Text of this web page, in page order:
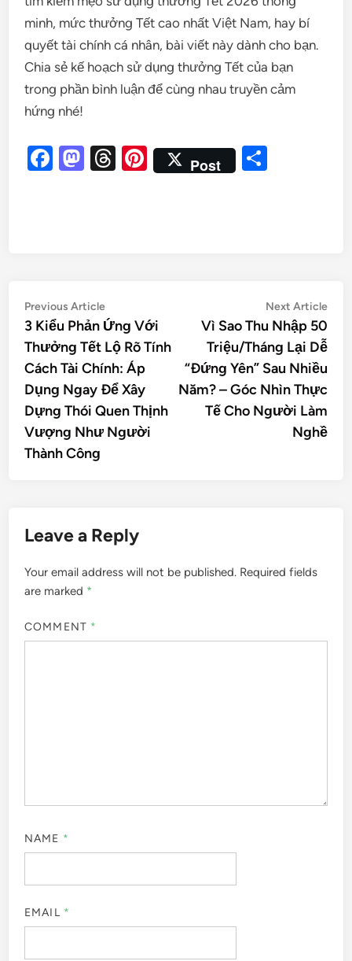
minh, mức thưởng Tết cao nhất Việt Nam, hay bí
quyết tài chính cá nhân, bài viết này dành cho bạn.
Chia sẻ kế hoạch sử dụng thưởng Tết của bạn
trong phần bình luận để cùng nhau truyền cảm
hứng nhé!
Facebook
Mastodon
Threads
Pinterest
Post
Previous Article
3 Kiểu Phản Ứng Với
Thưởng Tết Lộ Rõ Tính
Cách Tài Chính: Áp
Dụng Ngay Để Xây
Dựng Thói Quen Thịnh
Vượng Như Người
Thành Công
Next Article
Vì Sao Thu Nhập 50
Triệu/Tháng Lại Dễ
“Đứng Yên” Sau Nhiều
Năm? – Góc Nhìn Thực
Tế Cho Người Làm
Nghề
Leave a Reply
Your email address will not be published. Required fields
are marked *
COMMENT *
NAME *
EMAIL *